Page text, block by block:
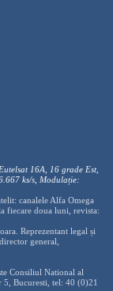
Eutelsat 16A, 16 grade Est,
ks/s, Modulație:
canalele Alfa Omega
fiecare doua luni, revista:
Reprezentant legal și
general,
Consiliul National al
Bucuresti, tel: 40 (0)21